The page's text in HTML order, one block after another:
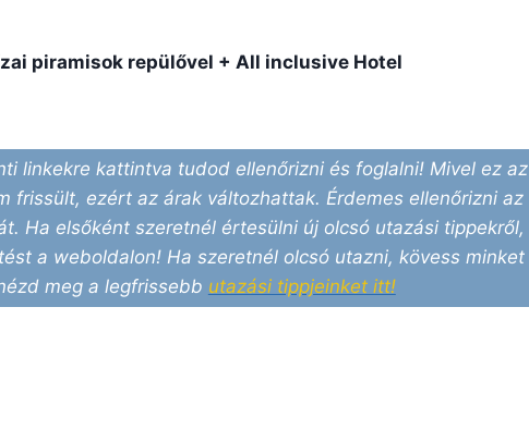
piramisok repülővel + All inclusive Hotel
linkekre kattintva tudod ellenőrizni és foglalni! Mivel ez az
frissült, ezért az árak változhattak. Érdemes ellenőrizni az
Ha elsőként szeretnél értesülni új olcsó utazási tippekről,
a weboldalon! Ha szeretnél olcsó utazni, kövess minket
meg a legfrissebb utazási tippjeinket itt!